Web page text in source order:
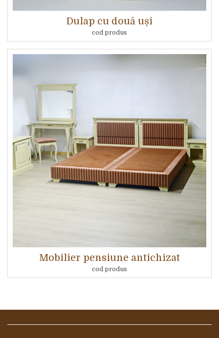
Dulap cu două uși
cod produs
Mobilier pensiune antichizat
cod produs